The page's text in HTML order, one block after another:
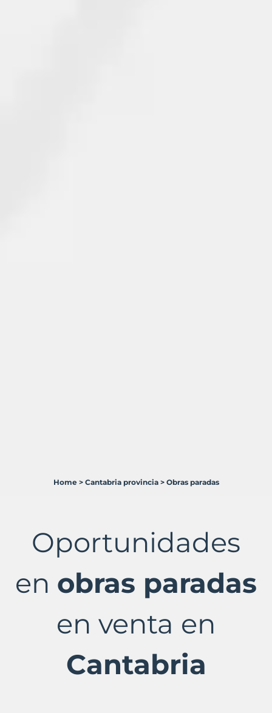
Cantabria
Provincia
Murbalands
Home > Cantabria provincia > Obras paradas
Oportunidades
en obras paradas
en venta en
Cantabria